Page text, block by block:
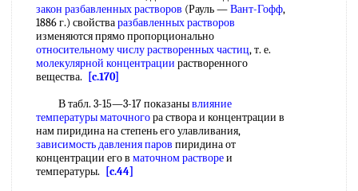
закон разбавленных растворов (Рауль —Вант-Гофф,
1886 г.) свойстваразбавленных растворов
изменяются прямо пропорционально
относительному числурастворенных частиц, т. е.
молекулярной концентрации растворенного
вещества.
[c.170]
В табл. 3-15—3-17 показанывлияние
температуры маточногора створа и концентрации в
нам пиридина на степень его улавливания,
зависимость давления паров пиридина от
концентрации его в маточном раствореи
температуры.
[c.44]